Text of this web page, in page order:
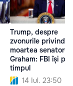
Trump, despre
zvonurile privind
moartea
Graham: FBI își
timpul
14 Iul. 23:50